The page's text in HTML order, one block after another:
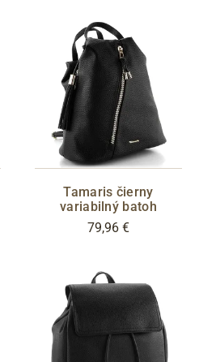
Tamaris čierny
variabilný batoh
79,96 €